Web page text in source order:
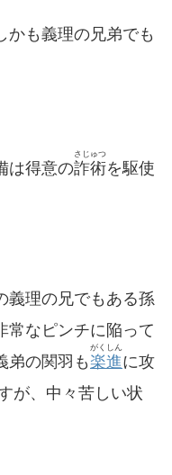
かも義理の兄弟でも
は得意の詐術
さじゅつ
を駆使
義理の兄でもある孫
常なピンチに陥って
弟の関羽も楽進
がくしん
に攻
が、中々苦しい状